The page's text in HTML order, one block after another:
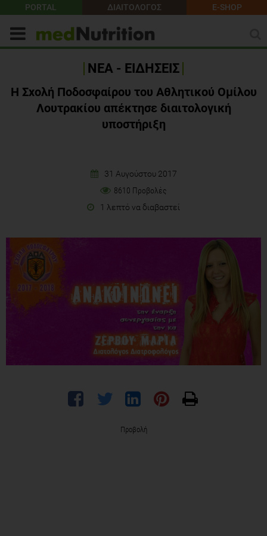
PORTAL ΔΙΑΙΤΟΛΟΓΟΣ E-SHOP
ΝΕΑ - ΕΙΔΗΣΕΙΣ
H Σχολή Ποδοσφαίρου του Αθλητικού Ομίλου
Λουτρακίου απέκτησε διαιτολογική
υποστήριξη
31 Αυγούστου 2017
8610 Προβολές
1 λεπτό να διαβαστεί
Προβολή